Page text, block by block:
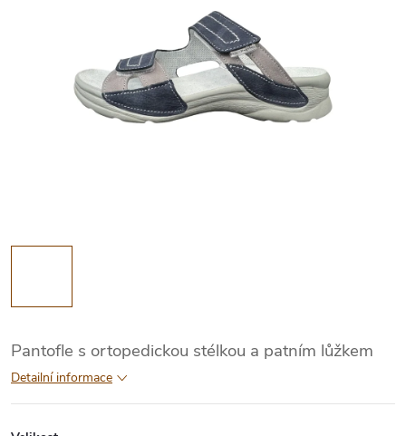
Pantofle s ortopedickou stélkou a patním lůžkem
Detailní informace